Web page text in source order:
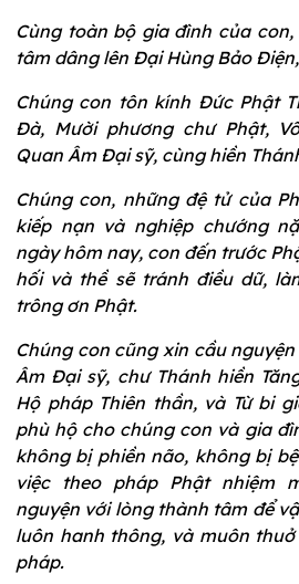
Cùng toàn bộ gia đình của
tâm dâng lên Đại Hùng Bảo
Chúng con tôn kính Đức Phật
Đà, Mười phương chư Phật,
Quan Âm Đại sỹ, cùng hiền
Chúng con, những đệ tử của
kiếp nạn và nghiệp chướng
ngày hôm nay, con đến trước
hối và thề sẽ tránh điều dữ,
trông ơn Phật.
Chúng con cũng xin cầu
Âm Đại sỹ, chư Thánh hiền
Hộ pháp Thiên thần, và Từ bi
phù hộ cho chúng con và gia
không bị phiền não, không bị
việc theo pháp Phật nhiệm
nguyện với lòng thành tâm để
luôn hanh thông, và muôn
pháp.